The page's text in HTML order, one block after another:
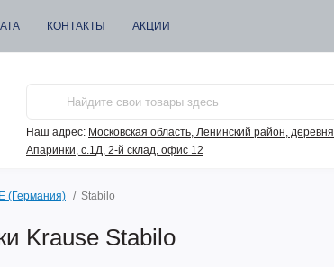
КОНТАКТЫ АКЦИИ
Наш адрес: Московская область, Ленинский район, деревня
Апаринки, с.1Д, 2-й склад, офис 12
(Германия) Stabilo
Krause Stabilo